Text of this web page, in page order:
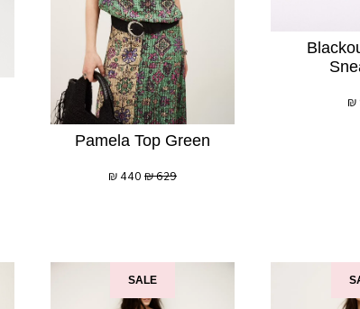
₪
Pamela Top Green
629
₪
440
₪
SALE